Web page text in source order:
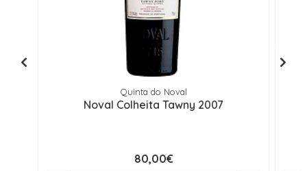
Quinta do Noval
Noval Colheita Tawny 2007
80,00€